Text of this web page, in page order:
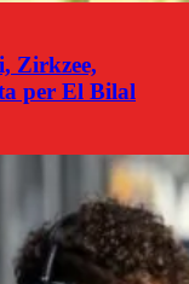
Zirkzee,
per El Bilal